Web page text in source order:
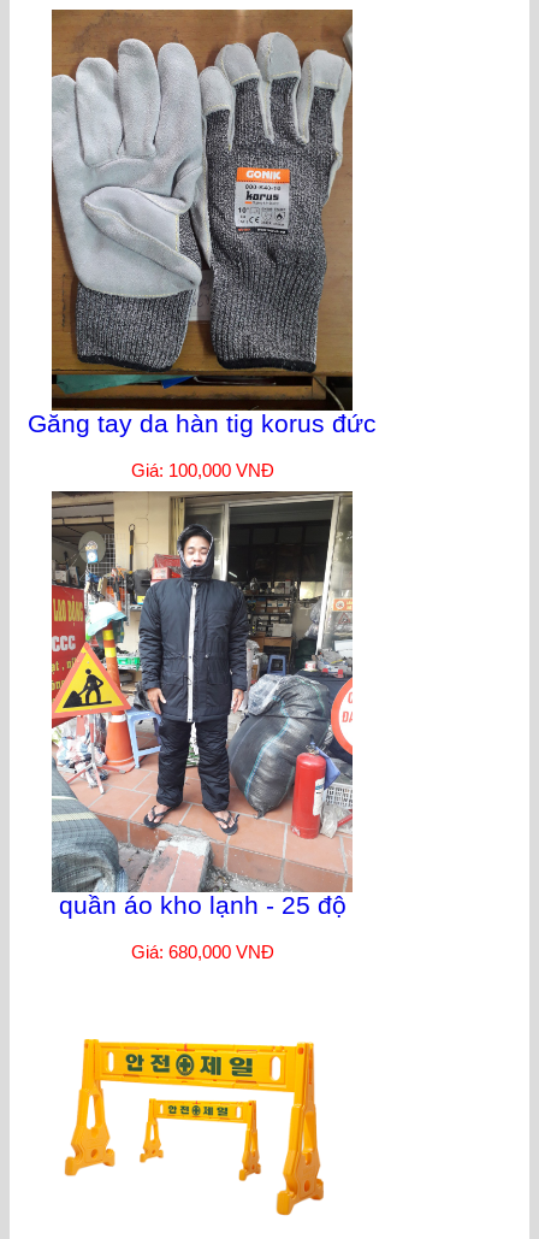
Găng tay da hàn tig korus đức
Giá: 100,000 VNĐ
quần áo kho lạnh - 25 độ
Giá: 680,000 VNĐ